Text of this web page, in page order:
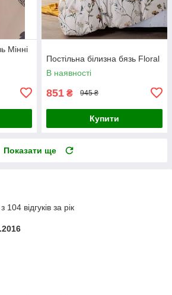
Мінні
Постільна білизна бязь Floral
В наявності
851 ₴ 945 ₴
Купити
Показати ще
відгуків за рік